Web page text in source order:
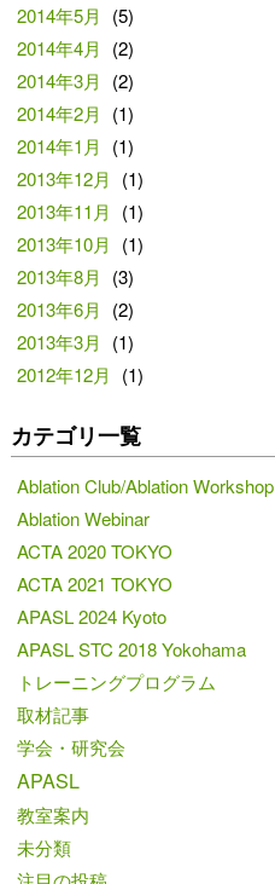
2014年5月
(5)
2014年4月
(2)
2014年3月
(2)
2014年2月
(1)
2014年1月
(1)
2013年12月
(1)
2013年11月
(1)
2013年10月
(1)
2013年8月
(3)
2013年6月
(2)
2013年3月
(1)
2012年12月
(1)
カテゴリ一覧
Ablation Club/Ablation Workshop
Ablation Webinar
ACTA 2020 TOKYO
ACTA 2021 TOKYO
APASL 2024 Kyoto
APASL STC 2018 Yokohama
トレーニングプログラム
取材記事
学会・研究会
APASL
教室案内
未分類